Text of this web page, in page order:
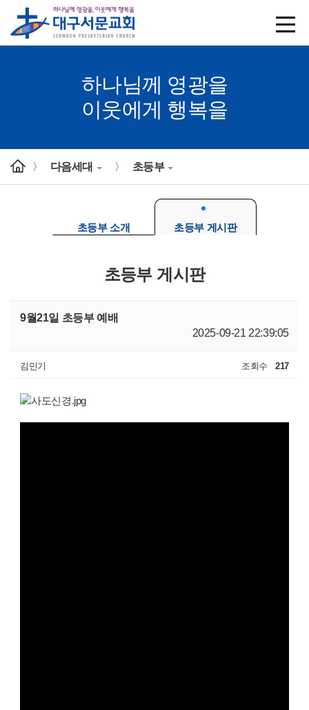
하나님께 영광을
이웃에게 행복을
> 다음세대 > 초등부
초등부 소개 초등부 게시판
초등부 게시판
9월21일 초등부 예배
2025-09-21 22:39:05
김민기 조회수 217